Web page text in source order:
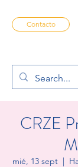
Contacto
CRZE
mié, 13 sept
  |